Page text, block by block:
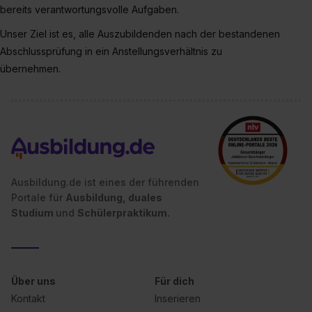
Media und Marketing“ umfasst hierbei die Einwilligung
zur Übermittlung deiner Daten in die USA (Art. 49 Abs. 1
S. 1 lit. a) DS-GVO). Die USA verfügen über kein
angemessenes Datenschutzniveau (EuGH – Schrems
Datenschutzerklärung unter dem Punkt „Datenschutz-
Einstellungen“ widerrufen. Weitere Informationen zu den
einzelnen Cookies findest du durch Klick auf „Details
Datenschutzerklärung
Impressum.
bereits verantwortungsvolle Aufgaben.
Unser Ziel ist es, alle Auszubildenden nach der bestandenen
Abschlussprüfung in ein Anstellungsverhältnis zu
übernehmen.
Ausbildung.de ist eines der führenden
Portale für Ausbildung, duales
Studium und Schülerpraktikum.
Über uns
Kontakt
Für dich
Inserieren